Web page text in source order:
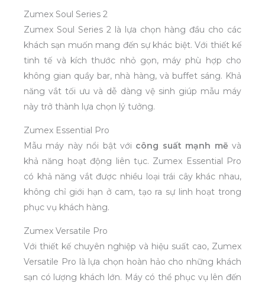
Zumex Soul Series 2
Zumex Soul Series 2 là lựa chọn hàng đầu cho các
khách sạn muốn mang đến sự khác biệt. Với thiết kế
tinh tế và kích thước nhỏ gọn, máy phù hợp cho
không gian quầy bar, nhà hàng, và buffet sáng. Khả
năng vắt tối ưu và dễ dàng vệ sinh giúp mẫu máy
này trở thành lựa chọn lý tưởng.
Zumex Essential Pro
Mẫu máy này nổi bật với công suất mạnh mẽ và
khả năng hoạt động liên tục. Zumex Essential Pro
có khả năng vắt được nhiều loại trái cây khác nhau,
không chỉ giới hạn ở cam, tạo ra sự linh hoạt trong
phục vụ khách hàng.
Zumex Versatile Pro
Với thiết kế chuyên nghiệp và hiệu suất cao, Zumex
Versatile Pro là lựa chọn hoàn hảo cho những khách
sạn có lượng khách lớn. Máy có thể phục vụ lên đến